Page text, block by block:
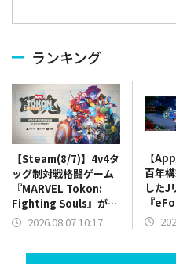
ランキング
【Steam(8/7)】4v4タ
ッグ制対戦格闘ゲーム
『MARVEL Tokon:
Fighting Souls』が2
位浮上 砲撃シミュレ
2026.08.07 10:17
【
百年
したJ
『
位 「